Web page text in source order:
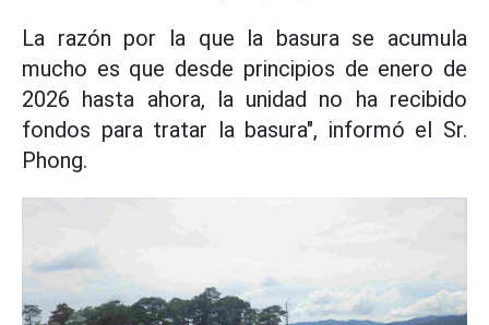
La razón por la que la basura se acumula
mucho es que desde principios de enero de
2026 hasta ahora, la unidad no ha recibido
fondos para tratar la basura", informó el Sr.
Phong.